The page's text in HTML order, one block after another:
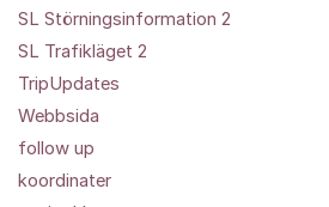
SL Störningsinformation 2
SL Trafikläget 2
TripUpdates
Webbsida
follow up
koordinater